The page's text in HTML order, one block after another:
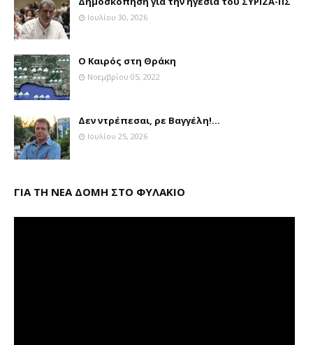
Ιουλίου 30, 2026
Ο Καιρός στη Θράκη
Νοεμβρίου 05, 2022
Δεν ντρέπεσαι, ρε Βαγγέλη!...
Ιουλίου 25, 2026
ΓΙΑ ΤΗ ΝΕΑ ΔΟΜΗ ΣΤΟ ΦΥΛΑΚΙΟ